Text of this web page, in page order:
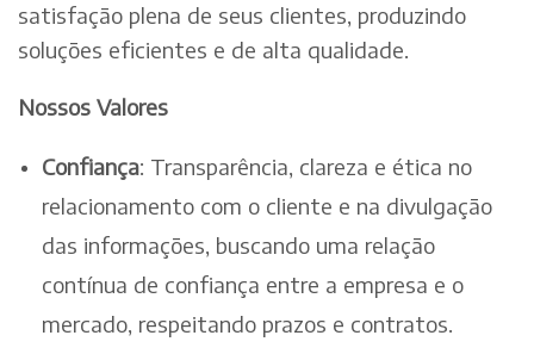
satisfação plena de seus clientes, produzindo
soluções eficientes e de alta qualidade.
Nossos Valores
Confiança: Transparência, clareza e ética no
relacionamento com o cliente e na divulgação
das informações, buscando uma relação
contínua de confiança entre a empresa e o
mercado, respeitando prazos e contratos.